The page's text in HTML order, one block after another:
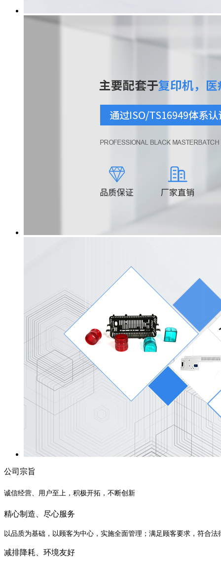
公司宗旨
诚信经营、用户至上，积极开拓，不断创新
精心制造、尽心服务
以品质为基础，以顾客为中心，实施全面管理；满足顾客要求，符合
减排降耗、环境友好